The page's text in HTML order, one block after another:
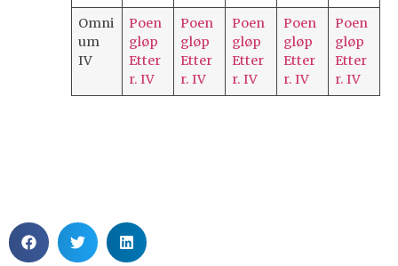
Omni
um
IV
Poen
gløp
Etter
r. IV
Poen
gløp
Etter
r. IV
Poen
gløp
Etter
r. IV
Poen
gløp
Etter
r. IV
Poen
gløp
Etter
r. IV